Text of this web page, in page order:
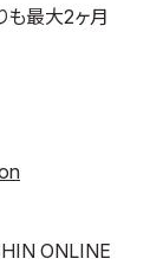
も最大2ヶ月
ONLINE